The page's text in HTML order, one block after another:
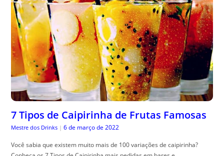
7 Tipos de Caipirinha de Frutas Famosas
Mestre dos Drinks | 6 de março de 2022
Você sabia que existem muito mais de 100 variações de caipirinha?